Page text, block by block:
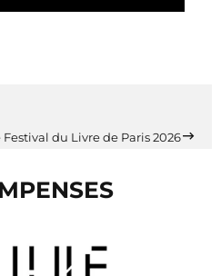
Festival du Livre de Paris 2026